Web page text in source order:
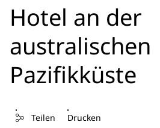
Hotel an der
australischen
Pazifikküste
Teilen Drucken